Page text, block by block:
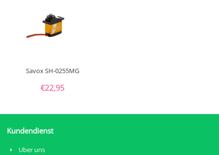
Savox SH-0255MG
€22,95
Kundendienst
Uber uns